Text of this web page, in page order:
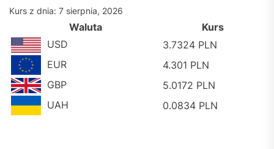
Kurs z dnia: 7 sierpnia, 2026
Waluta
Kurs
USD
3.7324 PLN
EUR
4.301 PLN
GBP
5.0172 PLN
UAH
0.0834 PLN